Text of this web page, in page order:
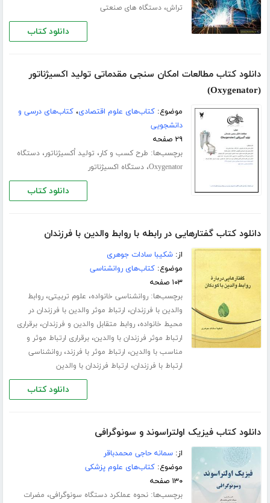
تراش،دستگاه های صنعتی
دانلود کتاب
دانلود کتاب مطالعات امکان سنجی مقدماتی تولید اکسیژناتور
(Oxygenator)
موضوع:کتاب‌های علوم اقتصادی،کتاب‌های درسی و
دانشجویی
۲۹ صفحه
برچسب‌ها: طرح کسب و کار، تولید اُکسیژناتور،دستگاه
Oxygenator،دستگاه اکسیژناتور
دانلود کتاب
دانلود کتاب گفتارهایی در رابطه با روابط والدین با فرزندان
از:شکیبا سادات جوهری
موضوع:کتاب‌های روانشناسی
۱۰۳ صفحه
برچسب‌ها:روانشناسی خانواده، علوم تربیتی،روابط
والدین با فرزندان، ارتباط موثر والدین با فرزندان در
محیط خانواده،روابط متقابل والدین و فرزندان،برقراری
ارتباط موثر فرزندان با والدین،برقراری ارتباط موثر و
مناسب با والدین، ارتباط موثر با فرزند،روانشناسی
ارتباط با فرزندان، ارتباط فرزندان با والدین
دانلود کتاب
دانلود کتاب فیزیک اولتراسوند و سونوگرافی
از:سمانه حاجی محمدباقر
موضوع:کتاب‌های علوم پزشکی
۱۳۰ صفحه
برچسب‌ها:نحوه عملکرد دستگاه سونوگرافی، مضرات